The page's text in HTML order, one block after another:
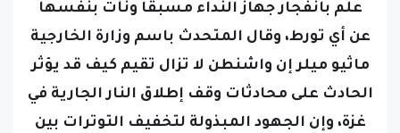
علم بانفجار جهاز النداء مسبقاً ونأت بنفسها
عن أي تورط، وقال المتحدث باسم وزارة الخارجية
ماثيو ميلر إن واشنطن لا تزال تقيم كيف قد يؤثر
الحادث على محادثات وقف إطلاق النار الجارية في
غزة، وإن الجهود المبذولة لتخفيف التوترات بين